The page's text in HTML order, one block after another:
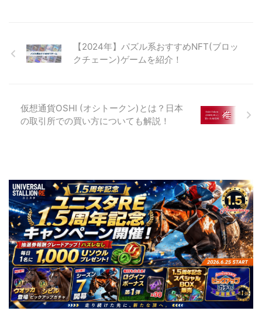
【2024年】パズル系おすすめNFT(ブロッ
クチェーン)ゲームを紹介！
仮想通貨OSHI (オシトークン)とは？日本
の取引所での買い方についても解説！